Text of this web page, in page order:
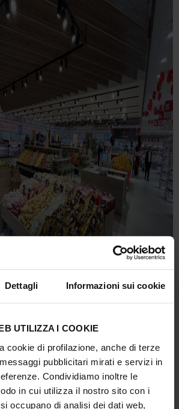
Dettagli Informazioni sui cookie
UTILIZZA I COOKIE
cookie di profilazione, anche di terze
pubblicitari mirati e servizi in
Condividiamo inoltre le
in cui utilizza il nostro sito con i
occupano di analisi dei dati web,